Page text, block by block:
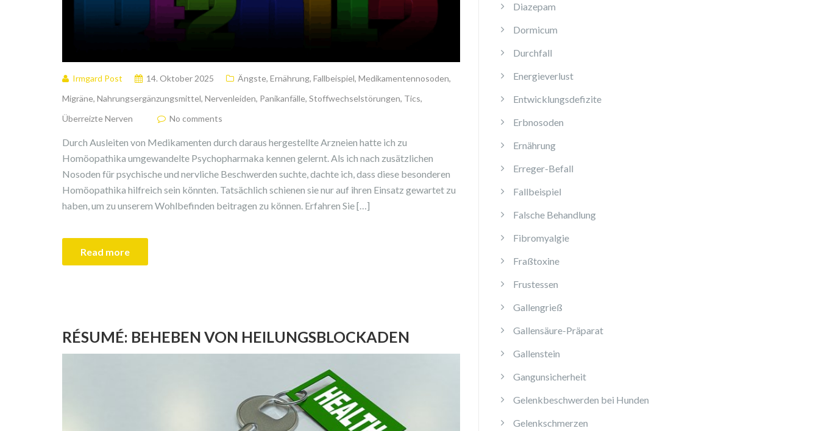
Irmgard Post 14. Oktober 2025 Ängste, Ernährung, Fallbeispiel, Medikamentennosoden,
Migräne, Nahrungsergänzungsmittel, Nervenleiden, Panikanfälle, Stoffwechselstörungen, Tics,
Überreizte Nerven
No comments
Durch Ausleiten von Medikamenten durch daraus hergestellte Arzneien hatte ich zu
Homöopathika umgewandelte Psychopharmaka kennen gelernt. Als ich nach zusätzlichen
Nosoden für psychische und nervliche Beschwerden suchte, dachte ich, dass diese besonderen
Homöopathika hilfreich sein könnten. Tatsächlich schienen sie nur auf ihren Einsatz gewartet zu
haben, um zu unserem Wohlbefinden beitragen zu können. Erfahren Sie […]
Read more
RÉSUMÉ: BEHEBEN VON HEILUNGSBLOCKADEN
Diazepam
Dormicum
Durchfall
Energieverlust
Entwicklungsdefizite
Erbnosoden
Ernährung
Erreger-Befall
Fallbeispiel
Falsche Behandlung
Fibromyalgie
Fraßtoxine
Frustessen
Gallengrieß
Gallensäure-Präparat
Gallenstein
Gangunsicherheit
Gelenkbeschwerden bei Hunden
Gelenkschmerzen